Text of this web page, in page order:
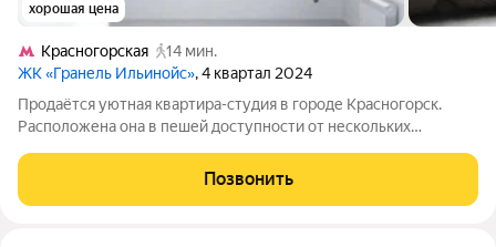
хорошая цена
Красногорская
14 мин.
ЖК «Гранель Ильинойс», 4 квартал 2024
Продаётся уютная квартира-студия в городе Красногорск.
Расположена она в пешей доступности от нескольких
добраться за приятные 15 минут пешком; до Павшино около
получаса спокойной прогулки; а до
Позвонить